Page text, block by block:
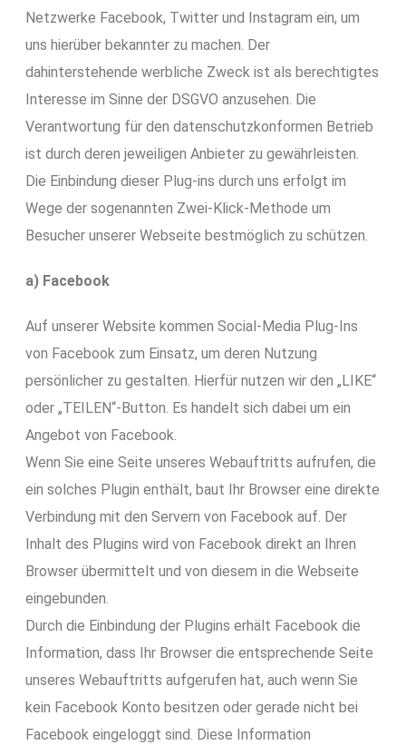
Netzwerke Facebook, Twitter und Instagram ein, um
uns hierüber bekannter zu machen. Der
dahinterstehende werbliche Zweck ist als berechtigtes
Interesse im Sinne der DSGVO anzusehen. Die
Verantwortung für den datenschutzkonformen Betrieb
ist durch deren jeweiligen Anbieter zu gewährleisten.
Die Einbindung dieser Plug-ins durch uns erfolgt im
Wege der sogenannten Zwei-Klick-Methode um
Besucher unserer Webseite bestmöglich zu schützen.
a) Facebook
Auf unserer Website kommen Social-Media Plug-Ins
von Facebook zum Einsatz, um deren Nutzung
persönlicher zu gestalten. Hierfür nutzen wir den „LIKE“
oder „TEILEN“-Button. Es handelt sich dabei um ein
Angebot von Facebook.
Wenn Sie eine Seite unseres Webauftritts aufrufen, die
ein solches Plugin enthält, baut Ihr Browser eine direkte
Verbindung mit den Servern von Facebook auf. Der
Inhalt des Plugins wird von Facebook direkt an Ihren
Browser übermittelt und von diesem in die Webseite
eingebunden.
Durch die Einbindung der Plugins erhält Facebook die
Information, dass Ihr Browser die entsprechende Seite
unseres Webauftritts aufgerufen hat, auch wenn Sie
kein Facebook Konto besitzen oder gerade nicht bei
Facebook eingeloggt sind. Diese Information